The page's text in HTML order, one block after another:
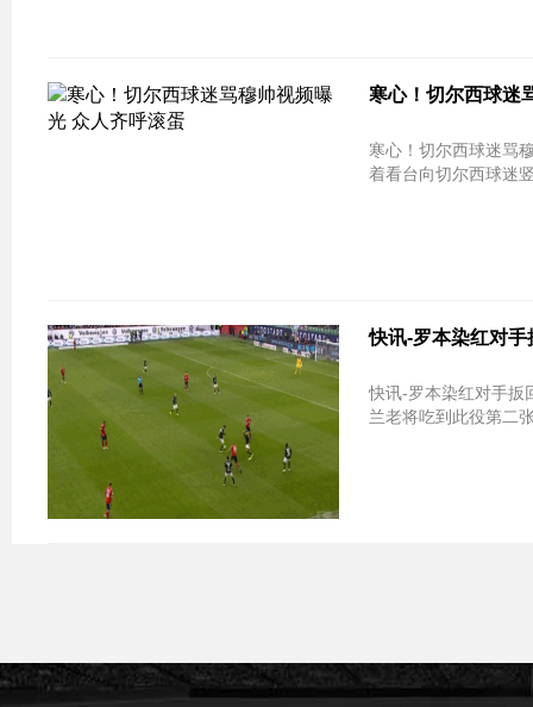
寒心！切尔西球迷
寒心！切尔西球迷骂穆帅视频曝光 众人齐
着看台向切尔西球迷
快讯-罗本染红对
快讯-罗本染红对手扳
兰老将吃到此役第二